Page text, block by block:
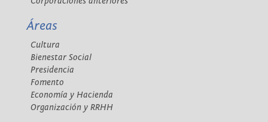
Áreas
Cultura
Bienestar Social
Presidencia
Fomento
Economía y Hacienda
Organización y RRHH